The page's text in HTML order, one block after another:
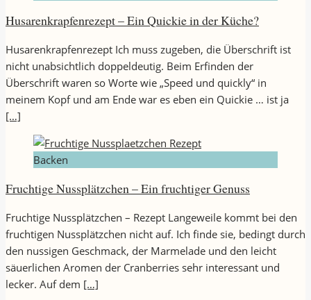
Husarenkrapfenrezept – Ein Quickie in der Küche?
Husarenkrapfenrezept Ich muss zugeben, die Überschrift ist
nicht unabsichtlich doppeldeutig. Beim Erfinden der
Überschrift waren so Worte wie „Speed und quickly“ in
meinem Kopf und am Ende war es eben ein Quickie … ist ja
[…]
Backen
Fruchtige Nussplätzchen – Ein fruchtiger Genuss
Fruchtige Nussplätzchen – Rezept Langeweile kommt bei den
fruchtigen Nussplätzchen nicht auf. Ich finde sie, bedingt durch
den nussigen Geschmack, der Marmelade und den leicht
säuerlichen Aromen der Cranberries sehr interessant und
lecker. Auf dem […]